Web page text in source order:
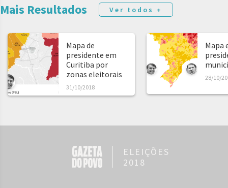
Mais Resultados Ver todos +
Mapa de
presidente em
Curitiba por
zonas eleitorais
31/10/2018
Mapa
28/10/
ELEIÇÕES
2018